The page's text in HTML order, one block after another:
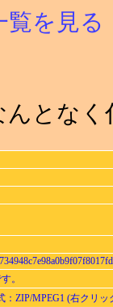
を見る
となく
。
：ZIP/MPEG1 (右クリ